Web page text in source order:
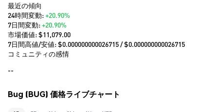
最近の傾向
24時間変動:+20.90%
7日間変動:+20.90%
市場価値:$11,079.00
7日間高値/安値: $0.000000000026715 / $0.000000000026715
コミュニティの感情
--
Bug (BUG) 価格ライブチャート